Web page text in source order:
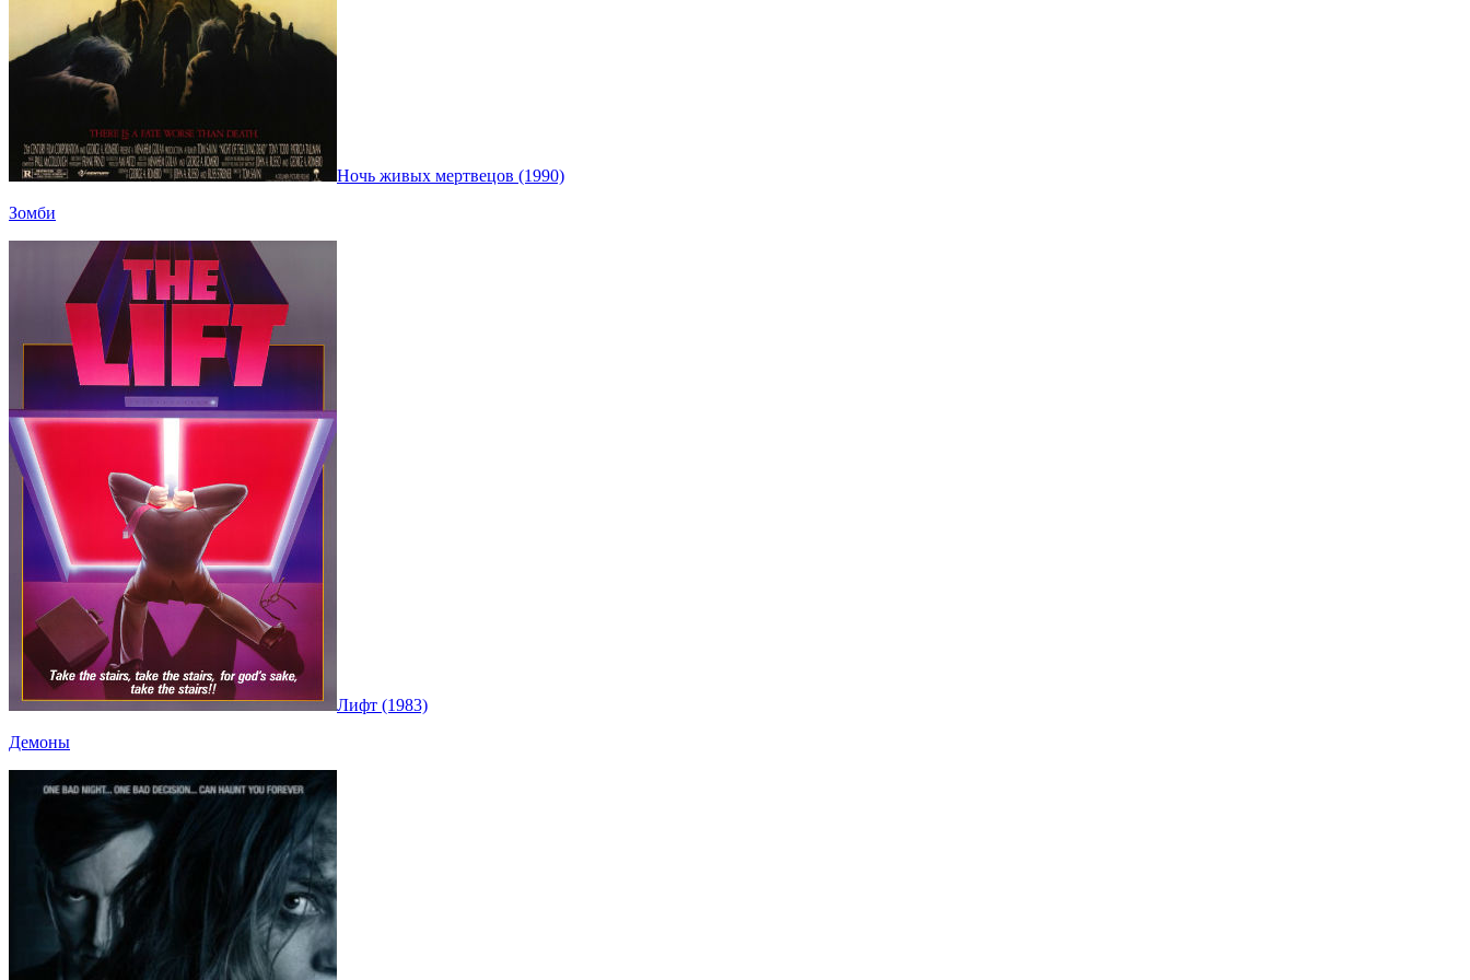
Ночь живых мертвецов (1990)
Зомби
Лифт (1983)
Демоны